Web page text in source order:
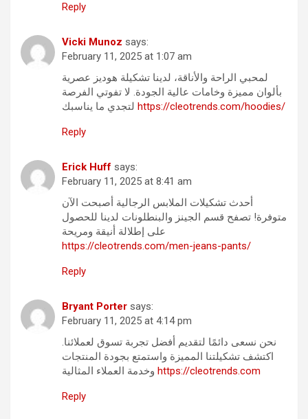
Reply
Vicki Munoz says:
February 11, 2025 at 1:07 am
لمحبي الراحة والأناقة، لدينا تشكيلة هوديز عصرية
بألوان مميزة وخامات عالية الجودة. لا تفوتي الفرصة
https://cleotrends.com/hoodies/
Reply
Erick Huff says:
February 11, 2025 at 8:41 am
أحدث تشكيلات الملابس الرجالية أصبحت الآن
متوفرة! تصفح قسم الجينز والبنطلونات لدينا للحصول
على إطلالة أنيقة ومريحة
https://cleotrends.com/men-jeans-pants/
Reply
Bryant Porter says:
February 11, 2025 at 4:14 pm
نحن نسعى دائمًا لتقديم أفضل تجربة تسوق لعملائنا.
اكتشف تشكيلتنا المميزة واستمتع بجودة المنتجات
https://cleotrends.com
Reply